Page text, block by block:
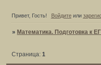
Привет, Гость! Войдитеили
»Математика. Подготовка к
Страница: 1